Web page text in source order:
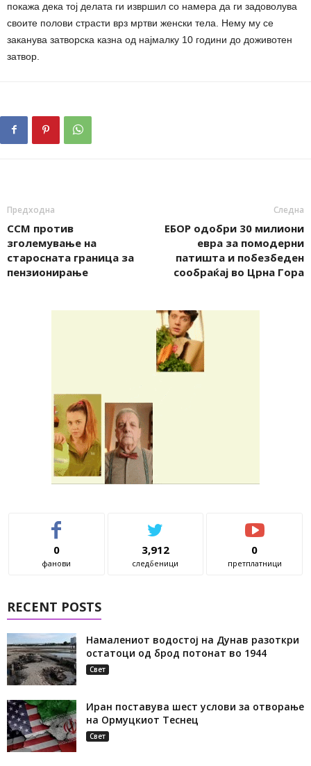
покажа дека тој делата ги извршил со намера да ги задоволува
своите полови страсти врз мртви женски тела. Нему му се
заканува затворска казна од најмалку 10 години до доживотен
затвор.
Предходна
ССМ против
зголемување на
старосната граница за
пензионирање
Следна
ЕБОР одобри 30 милиони
евра за помодерни
патишта и побезбеден
сообраќај во Црна Гора
0
фанови
3,912
следбеници
0
претплатници
RECENT POSTS
Намалениот водостој на Дунав разоткри
остатоци од брод потонат во 1944
Свет
Иран поставува шест услови за отворање
на Ормуцкиот Теснец
Свет